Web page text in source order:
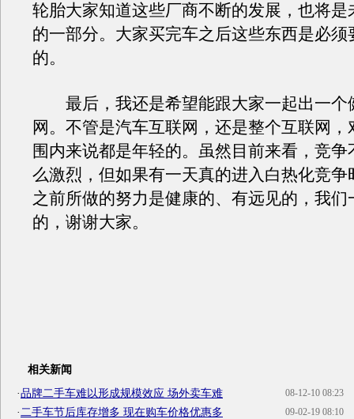
轮胎大家知道这些厂商不断的发展，也将是
的一部分。大家买完车之后这些东西是必须
的。
最后，我还是希望能跟大家一起出一个
网。不管是汽车互联网，还是整个互联网，
围内来说都是年轻的。虽然目前来看，竞争
么激烈，但如果有一天真的进入白热化竞争
之前所做的努力是健康的、有远见的，我们
的，谢谢大家。
相关新闻
08-12-10 08:23
·品牌二手车难以形成规模效应 场外卖车难
09-02-19 08:10
· 二手车节后库存增多 现在购车价格优惠多